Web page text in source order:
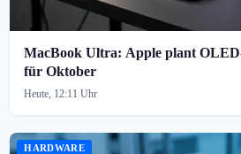
MacBook Ultra: Apple plant
für Oktober
Heute, 12:11 Uhr
HARDWARE